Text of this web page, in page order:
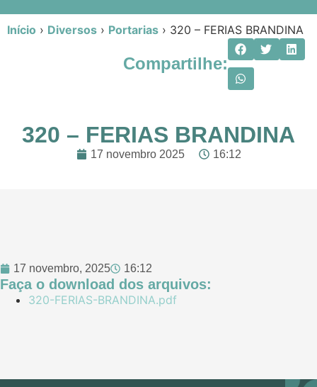
Início › Diversos › Portarias › 320 – FERIAS BRANDINA
Compartilhe:
320 – FERIAS BRANDINA
17 novembro 2025 16:12
17 novembro, 2025 16:12
Faça o download dos arquivos:
320-FERIAS-BRANDINA.pdf